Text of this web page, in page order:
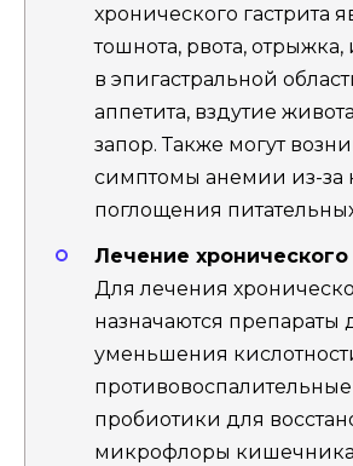
хронического гастрита
тошнота, рвота, отрыжка,
в эпигастральной
аппетита, вздутие
запор. Также могут
симптомы анемии из-за
поглощения
Лечение хронического
Для лечения
назначаются препараты
уменьшения
пробиотики для
микрофлоры